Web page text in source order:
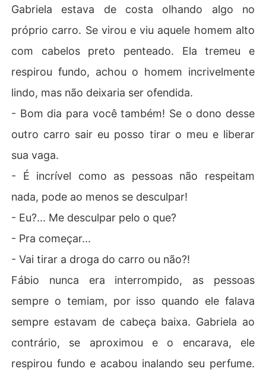
Gabriela estava de costa olhando algo no
próprio carro. Se virou e viu aquele homem alto
com cabelos preto penteado. Ela tremeu e
respirou fundo, achou o homem incrivelmente
lindo, mas não deixaria ser ofendida.
- Bom dia para você também! Se o dono desse
outro carro sair eu posso tirar o meu e liberar
sua vaga.
- É incrível como as pessoas não respeitam
nada, pode ao menos se desculpar!
- Eu?... Me desculpar pelo o que?
- Pra começar...
- Vai tirar a droga do carro ou não?!
Fábio nunca era interrompido, as pessoas
sempre o temiam, por isso quando ele falava
sempre estavam de cabeça baixa. Gabriela ao
contrário, se aproximou e o encarava, ele
respirou fundo e acabou inalando seu perfume.